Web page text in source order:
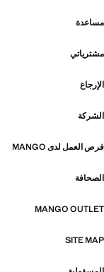
مساعدة
مشترياتي
الإرجاع
الشركة
فرص العمل لدى MANGO
الصحافة
MANGO OUTLET
SITE MAP